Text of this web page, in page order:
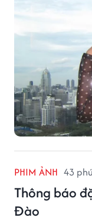
PHIM ẢNH 43
Thông báo
Đào